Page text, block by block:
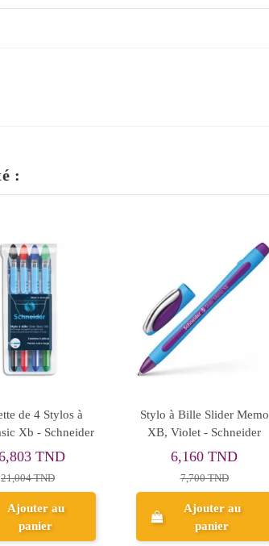
:
de 4 Stylos à
Xb - Schneider
TND
21,004 TND
Ajouter au
panier
Stylo à Bille Slider Memo
XB, Violet - Schneider
6,160 TND
7,700 TND
Ajouter au
panier